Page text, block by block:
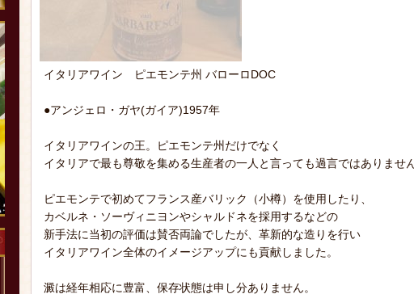
イタリアワイン ピエモンテ州 バローロDOC
●アンジェロ・ガヤ(ガイア)1957年
イタリアワインの王。ピエモンテ州だけでなく
イタリアで最も尊敬を集める生産者の一人と言っても過言ではありませ
ピエモンテで初めてフランス産バリック（小樽）を使用したり、
カベルネ・ソーヴィニヨンやシャルドネを採用するなどの
新手法に当初の評価は賛否両論でしたが、革新的な造りを行い
イタリアワイン全体のイメージアップにも貢献しました。
澱は経年相応に豊富、保存状態は申し分ありません。